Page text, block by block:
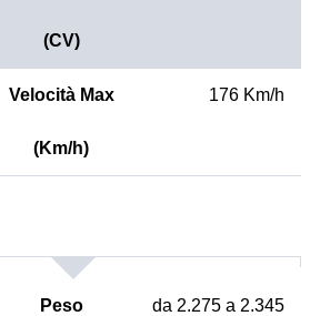
(CV)
Velocità Max
(Km/h)
176 Km/h
Peso da 2.275 a 2.345